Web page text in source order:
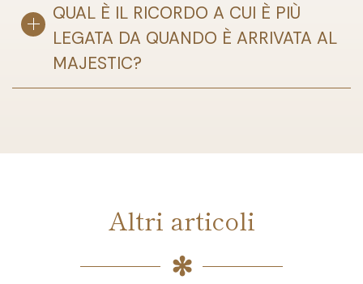
QUAL È IL RICORDO A CUI È PIÙ
LEGATA DA QUANDO È ARRIVATA AL
MAJESTIC?
Altri articoli